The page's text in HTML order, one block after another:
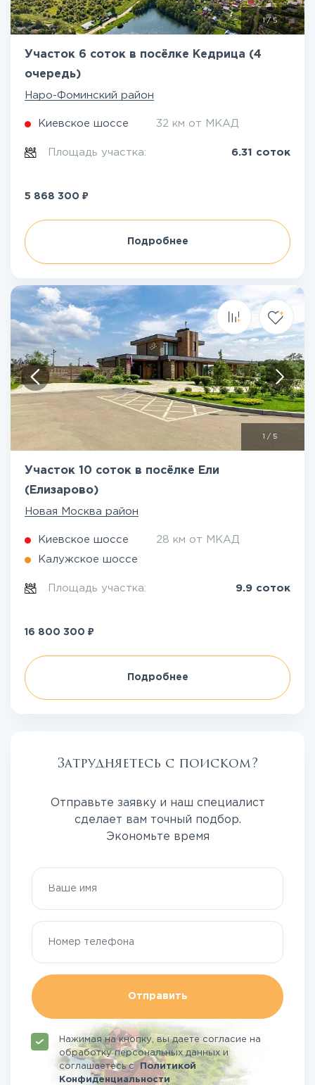
1/5
Участок 6 соток в посёлке Кедрица (4
очередь)
Наро-Фоминский район
Киевское шоссе 32 км от МКАД
Площадь участка: 6.31 соток
5 868 300 ₽
Подробнее
/ 5
Участок 10 соток в посёлке Ели
(Елизарово)
Новая Москва район
Киевское шоссе 28 км от МКАД
Калужское шоссе
Площадь участка: 9.9 соток
16 800 300 ₽
Подробнее
Затрудняетесь с поиском?
Отправьте заявку и наш специалист
сделает вам точный подбор.
Экономьте время
Отправить
Нажимая на кнопку, вы даете согласие на
обработку персональных данных и
соглашаетесьсПолитикой
Конфиденциальности